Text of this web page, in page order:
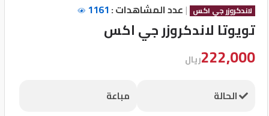
المعارض
لاندكروزر جي اكس | عدد المشاهدات :1161
تويوتا لاندكروزر جي اكس
222,000ريال
الحالة
مباعة